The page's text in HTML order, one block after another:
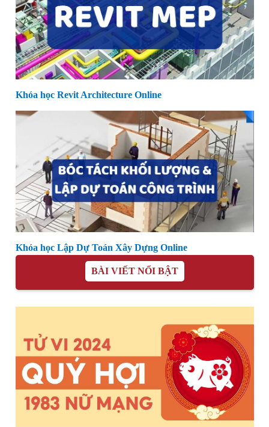
Khóa học Revit Architecture Online
Khóa học Lập Dự Toán Xây Dựng Online
BÀI VIẾT NỔI BẬT